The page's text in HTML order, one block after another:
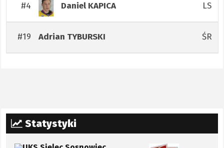
#4 Daniel KAPICA LS
#19 Adrian TYBURSKI ŚR
Statystyki